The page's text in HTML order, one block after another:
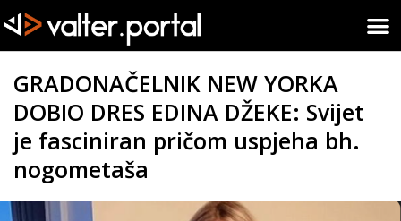
GRADONAČELNIK NEW YORKA
DOBIO DRES EDINA DŽEKE: Svijet
je fasciniran pričom uspjeha bh.
nogometaša